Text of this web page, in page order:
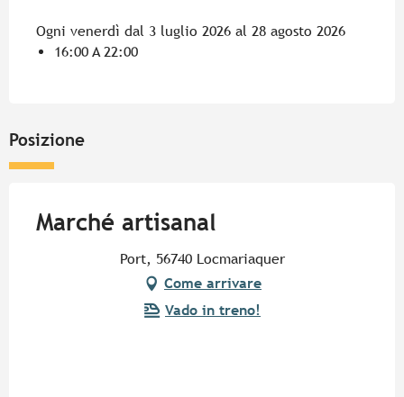
Ogni venerdì dal 3 luglio 2026 al 28 agosto 2026
16:00 A 22:00
Posizione
Marché artisanal
Port, 56740 Locmariaquer
Come arrivare
Vado in treno!